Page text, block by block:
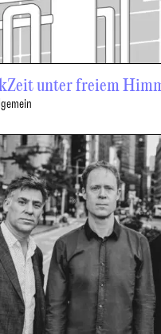
unter freiem